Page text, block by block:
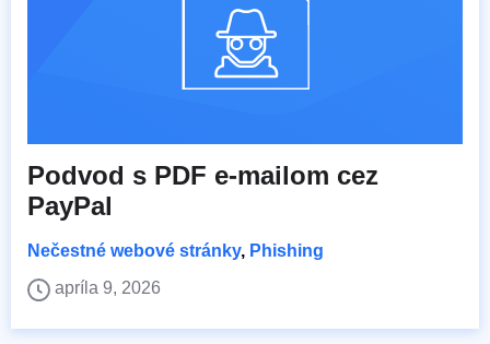
Podvod s PDF e-mailom cez
PayPal
Nečestné webové stránky, Phishing
apríla 9, 2026